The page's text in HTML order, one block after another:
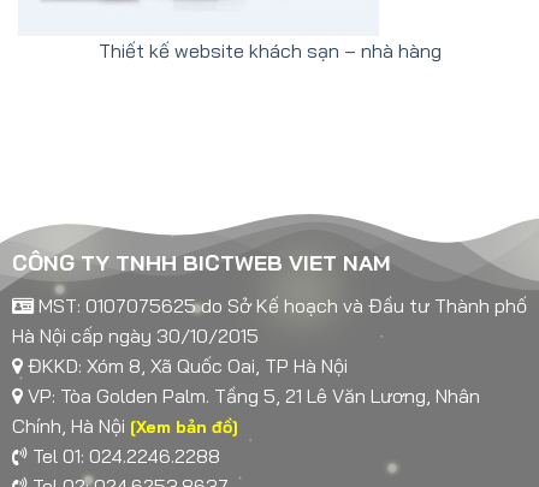
Thiết kế website khách sạn – nhà hàng
CÔNG TY TNHH BICTWEB VIET NAM
MST: 0107075625 do Sở Kế hoạch và Đầu tư Thành phố
Hà Nội cấp ngày 30/10/2015
ĐKKD: Xóm 8, Xã Quốc Oai, TP Hà Nội
VP: Tòa Golden Palm. Tầng 5, 21 Lê Văn Lương, Nhân
Chính, Hà Nội [Xem bản đồ]
Tel 01: 024.2246.2288